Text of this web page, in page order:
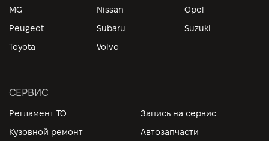
MG
Nissan
Opel
Peugeot
Subaru
Suzuki
Toyota
Volvo
СЕРВИС
Регламент ТО
Запись на сервис
Кузовной ремонт
Автозапчасти